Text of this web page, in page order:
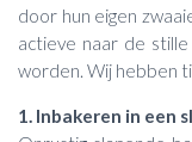
door hun eigen
actieve naar de
worden. Wij hebben
1. Inbakeren in een